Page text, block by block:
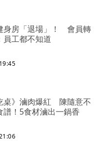
身房「退場」！ 會員轉
員工都不知道
桌》滷肉爆紅 陳隨意不
譜！5食材滷出一鍋香